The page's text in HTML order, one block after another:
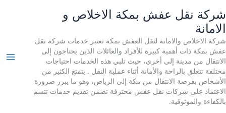
إلى
المحتوى
شركة نقل عفش بمكة الاخلاص و
الامانة
شركة الاخلاص والامانة لنقل العفش بمكة تعتبر خدمات شركة نقل
عفش بمكة ذات أهمية كبيرة للأفراد والعائلات الذين يحتاجون إلى
الانتقال من مدينة إلى أخرى، حيث تلبي هذه الخدمات احتياجات
مختلفة تتعلق بالراحة والأمانة أثناء عملية النقل . يتمتع الكثير من
الأشخاص بفرصة الانتقال من مكة إلى الرياض، وهو ما يبرز ضرورة
الاعتماد على شركات نقل عفش محترفة تضمن تقديم خدمات تتسم
بالكفاءة والموثوقية.